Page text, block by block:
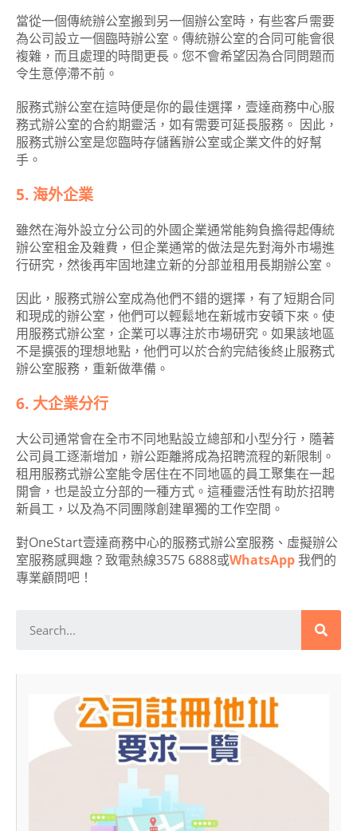
當從一個傳統辦公室搬到另一個辦公室時，有些客戶需要
為公司設立一個臨時辦公室。傳統辦公室的合同可能會很
複雜，而且處理的時間更長。您不會希望因為合同問題而
令生意停滯不前。
服務式辦公室在這時便是你的最佳選擇，壹達商務中心服
務式辦公室的合約期靈活，如有需要可延長服務。 因此，
服務式辦公室是您臨時存儲舊辦公室或企業文件的好幫
手。
5. 海外企業
雖然在海外設立分公司的外國企業通常能夠負擔得起傳統
辦公室租金及雜費，但企業通常的做法是先對海外市場進
行研究，然後再牢固地建立新的分部並租用長期辦公室。
因此，服務式辦公室成為他們不錯的選擇，有了短期合同
和現成的辦公室，他們可以輕鬆地在新城市安頓下來。使
用服務式辦公室，企業可以專注於市場研究。如果該地區
不是擴張的理想地點，他們可以於合約完結後終止服務式
辦公室服務，重新做準備。
6. 大企業分行
大公司通常會在全市不同地點設立總部和小型分行，隨著
公司員工逐漸增加，辦公距離將成為招聘流程的新限制。
租用服務式辦公室能令居住在不同地區的員工聚集在一起
開會，也是設立分部的一種方式。這種靈活性有助於招聘
新員工，以及為不同團隊創建單獨的工作空間。
對OneStart壹達商務中心的服務式辦公室服務、虛擬辦公
室服務感興趣？致電熱線3575 6888或WhatsApp我們的
專業顧問吧！